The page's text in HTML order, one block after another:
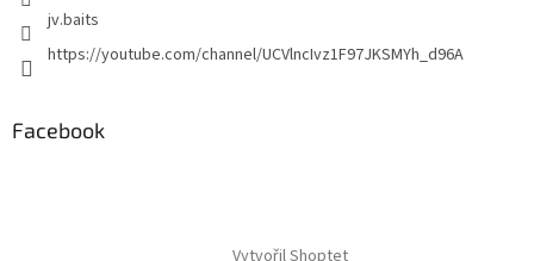
jv.baits
https://youtube.com/channel/UCVlncIvz1F97JKSMYh_d96A
Facebook